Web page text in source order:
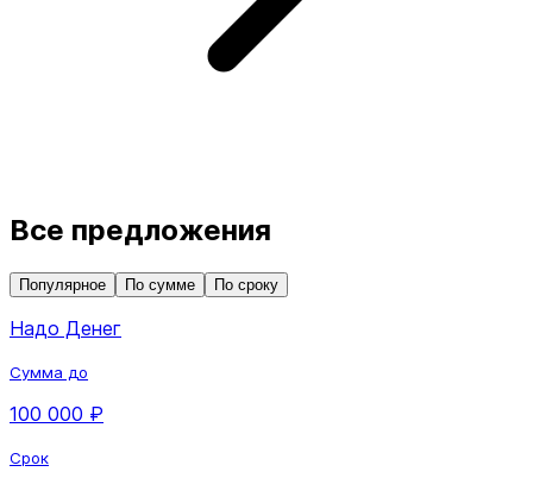
Все предложения
Популярное По сумме По сроку
Надо Денег
Сумма до
100 000 ₽
Срок